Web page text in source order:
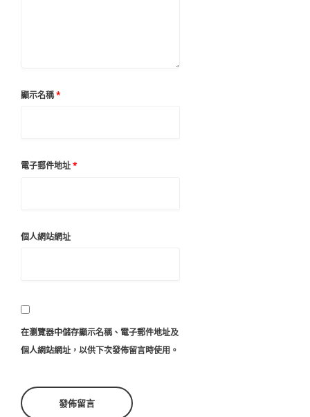
顯示名稱*
電子郵件地址*
個人網站網址
在瀏覽器中儲存顯示名稱、電子郵件地址及
個人網站網址，以供下次發佈留言時使用。